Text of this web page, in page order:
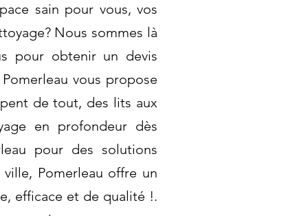
sain pour vous, vos
Nous sommes là
pour obtenir un devis
vous propose
de tout, des lits aux
en profondeur dès
pour des solutions
Pomerleau offre un
efficace et de qualité !.